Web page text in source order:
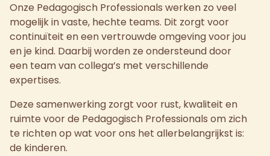
Onze Pedagogisch Professionals werken zo veel
mogelijk in vaste, hechte teams. Dit zorgt voor
continuïteit en een vertrouwde omgeving voor jou
en je kind. Daarbij worden ze ondersteund door
een team van collega’s met verschillende
expertises.
Deze samenwerking zorgt voor rust, kwaliteit en
ruimte voor de Pedagogisch Professionals om zich
te richten op wat voor ons het allerbelangrijkst is:
de kinderen.